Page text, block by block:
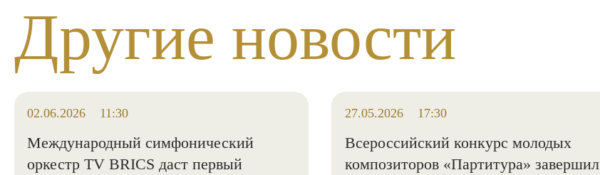
Другие новости
02.06.2026 11:30
Международный симфонический
оркестр TV BRICS даст первый
27.05.2026 17:30
Всероссийский конкурс молодых
композиторов «Партитура» завершил